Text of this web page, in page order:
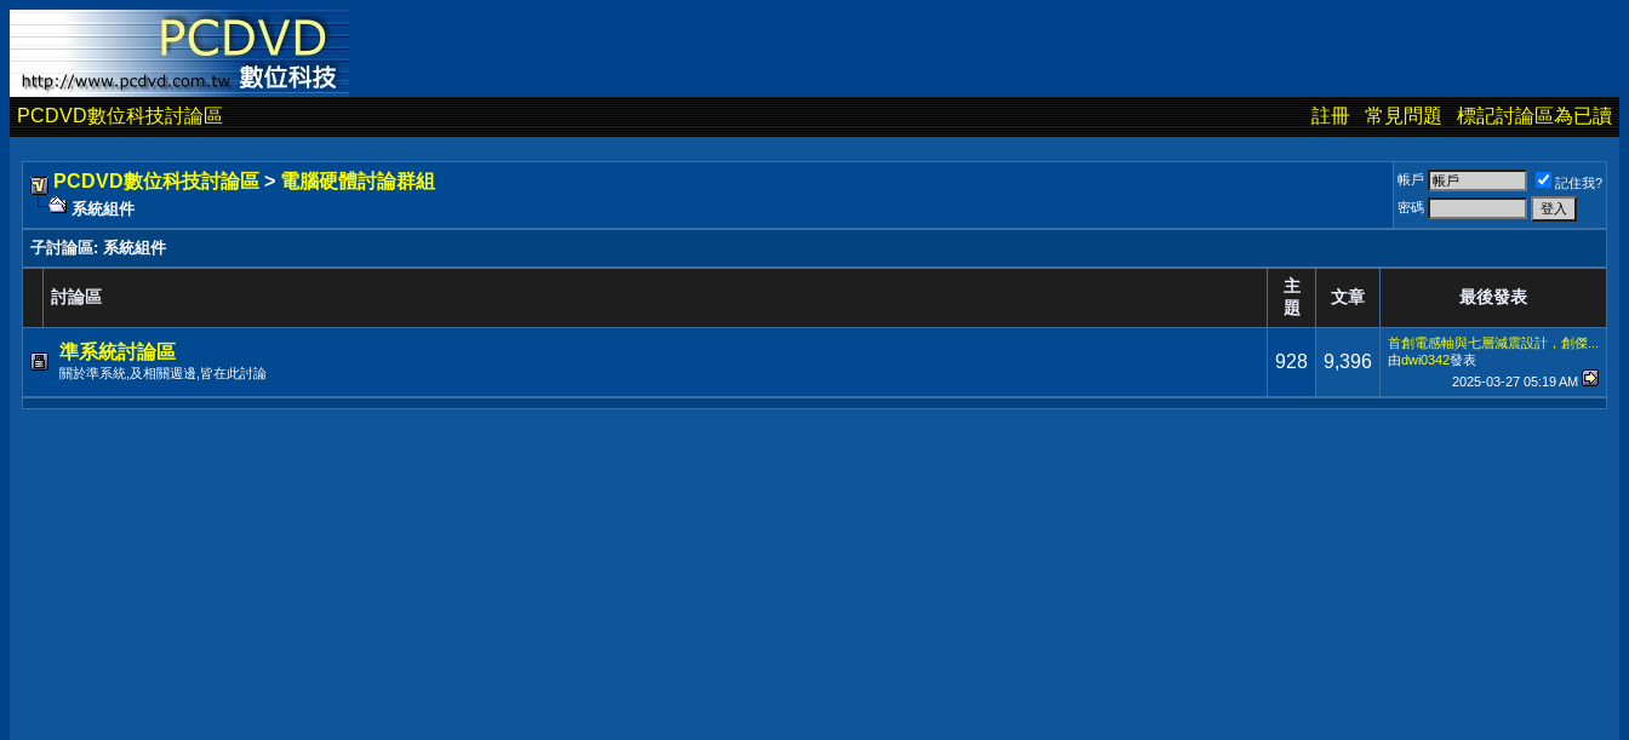
PCDVD數位科技討論區 註冊 常見問題 標記討論區為已讀
PCDVD數位科技討論區 > 電腦硬體討論群組
系統組件
帳戶
記住我?
密碼
子討論區: 系統組件
討論區
主
題
文章 最後發表
準系統討論區
關於準系統,及相關週邊,皆在此討論
928 9,396
首創電感軸與七層減震設計，創傑...
由dwi0342發表
2025-03-27 05:19 AM